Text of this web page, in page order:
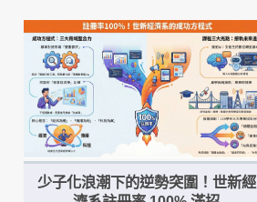
少子化浪潮下的逆勢突圍！世新經